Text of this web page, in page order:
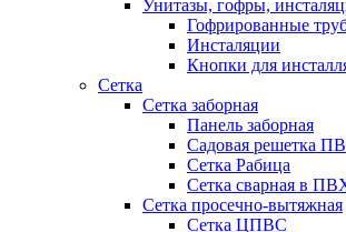
Унитазы, гофры,
Гофрированные
Инсталяции
Кнопки для
Сетка
Сетка заборная
Панель заборная
Садовая решетка
Сетка Рабица
Сетка сварная в
Сетка просечно-вытяжная
Сетка ЦПВС